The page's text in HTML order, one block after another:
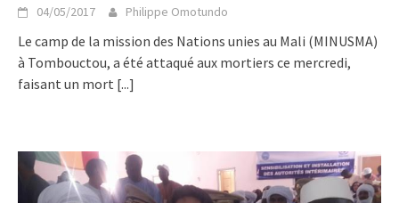
04/05/2017 Philippe Omotundo
Le camp de la mission des Nations unies au Mali (MINUSMA)
à Tombouctou, a été attaqué aux mortiers ce mercredi,
faisant un mort [...]